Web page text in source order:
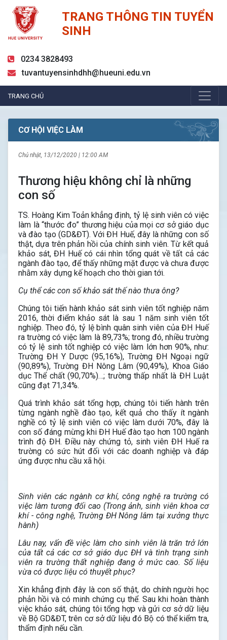
TRANG THÔNG TIN TUYỂN
SINH
0234 3828493
tuvantuyensinhdhh@hueuni.edu.vn
TRANG CHỦ
CƠ HỘI VIỆC LÀM
Chủ nhật, 13/12/2020 | 12:00 AM
Thương hiệu không chỉ là những
con số
TS. Hoàng Kim Toản khẳng định, tỷ lệ sinh viên có việc
làm là “thước đo” thương hiệu của mọi cơ sở giáo dục
và đào tạo (GD&ĐT). Với ĐH Huế, đây là những con số
thật, dựa trên phản hồi của chính sinh viên. Từ kết quả
khảo sát, ĐH Huế có cái nhìn tổng quát về tất cả các
ngành đào tạo, để thấy những mặt được và chưa được
nhằm xây dựng kế hoạch cho thời gian tới.
Cụ thể các con số khảo sát thế nào thưa ông?
Chúng tôi tiến hành khảo sát sinh viên tốt nghiệp năm
2016, thời điểm khảo sát là sau 1 năm sinh viên tốt
nghiệp. Theo đó, tỷ lệ bình quân sinh viên của ĐH Huế
ra trường có việc làm là 89,73%; trong đó, nhiều trường
có tỷ lệ sinh tốt nghiệp có việc làm lớn hơn 90%, như:
Trường ĐH Y Dược (95,16%), Trường ĐH Ngoại ngữ
(90,89%), Trường ĐH Nông Lâm (90,49%), Khoa Giáo
dục Thể chất (90,70%)…; trường thấp nhất là ĐH Luật
cũng đạt 71,34%.
Quá trình khảo sát tổng hợp, chúng tôi tiến hành trên
từng ngành nghề đào tạo, kết quả cho thấy ít ngành
nghề có tỷ lệ sinh viên có việc làm dưới 70%, đây là
con số đáng mừng khi ĐH Huế đào tạo hơn 100 ngành
trình độ ĐH. Điều này chứng tỏ, sinh viên ĐH Huế ra
trường có sức hút đối với các doanh nghiệp và đáp
ứng được nhu cầu xã hội.
Sinh viên các ngành cơ khí, công nghệ ra trường có
việc làm tương đối cao (Trong ảnh, sinh viên khoa cơ
khí - công nghệ, Trường ĐH Nông lâm tại xưởng thực
hành)
Lâu nay, vấn đề việc làm cho sinh viên là trăn trở lớn
của tất cả các cơ sở giáo dục ĐH và tình trạng sinh
viên ra trường thất nghiệp đang ở mức cao. Số liệu
vừa có được liệu có thuyết phục?
Xin khẳng định đây là con số thật, do chính người học
phản hồi và có minh chứng cụ thể. Sau khi hoàn thành
việc khảo sát, chúng tôi tổng hợp và gửi cơ sở dữ liệu
về Bộ GD&ĐT, trên cơ sở dữ liệu đó Bộ có thể kiểm tra,
thẩm định nếu cần.